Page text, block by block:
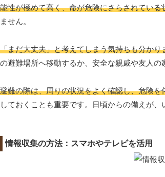
能性が極めて高く、命が危険にさらされている
ません。
「まだ大丈夫」と考えてしまう気持ちも分か
の避難場所へ移動するか、安全な親戚や友人の
避難の際は、周りの状況をよく確認し、危険を
しておくことも重要です。日頃からの備えが、
情報収集の方法：スマホやテレビを活用